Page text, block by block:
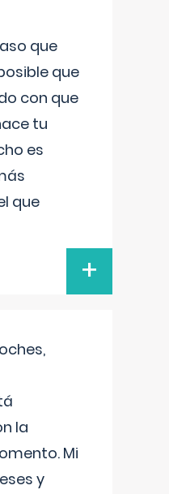
que
que
con que
tu
es
que
+
la
Mi
y